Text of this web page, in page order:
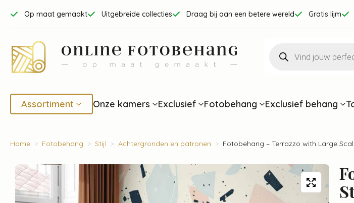
Op maat gemaakt Uitgebreide collecties Draag bij aan een betere wereld Gratis lijm
zoeken
Assortiment Onze kamers Exclusief Fotobehang Exclusief behang
Home Fotobehang Stijl Achtergronden en patronen Fotobehang – Terrazzo with Large